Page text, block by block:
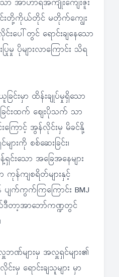
ော အာဟာရအကျိုးကျေးဇူး
င်းတို့ကိုယ်တိုင် မတိုက်ကျွေး
းပေါ်တွင် ရောင်းချနေသော
မှု ပိုများလာကြောင်း သိရ
င်းမှာ ထိန်းချုပ်မှုရှိသော
ြင်းထက် ဈေးပိုသက် သာ
ကြောင့် အွန်လိုင်းမှ မိခင်နို့
ျားကို စစ်ဆေးခြင်း၊
င်းသော အခြေအနေများ
ာ ကုန်ကျစရိတ်များနှင့်
က်ကွက်ကြကြောင်း BMJ
ဒီတာ့အာဘော်ကဏ္ဍတွင်
ဘဏ်များမှ အလှူရှင်များ၏
ရောင်းချသူများ မှာ